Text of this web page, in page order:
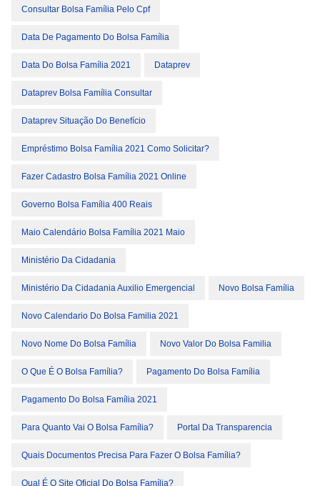
Consultar Bolsa Família Pelo Cpf
Data De Pagamento Do Bolsa Família
Data Do Bolsa Família 2021 Dataprev
Dataprev Bolsa Família Consultar
Dataprev Situação Do Benefício
Empréstimo Bolsa Família 2021 Como Solicitar?
Fazer Cadastro Bolsa Família 2021 Online
Governo Bolsa Família 400 Reais
Maio Calendário Bolsa Família 2021 Maio
Ministério Da Cidadania
Ministério Da Cidadania Auxilio Emergencial Novo Bolsa Família
Novo Calendario Do Bolsa Familia 2021
Novo Nome Do Bolsa Família Novo Valor Do Bolsa Familia
O Que É O Bolsa Família? Pagamento Do Bolsa Família
Pagamento Do Bolsa Família 2021
Para Quanto Vai O Bolsa Família? Portal Da Transparencia
Quais Documentos Precisa Para Fazer O Bolsa Família?
Qual É O Site Oficial Do Bolsa Família?